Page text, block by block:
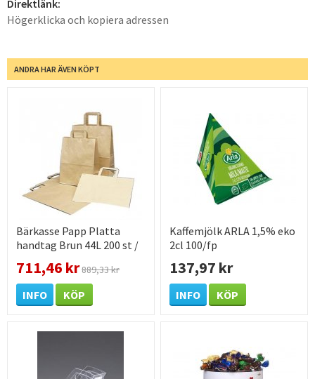
Direktlänk:
Högerklicka och kopiera adressen
ANDRA HAR ÄVEN KÖPT
Bärkasse Papp Platta
handtag Brun 44L 200 st /
förpackning
711,46 kr889,33 kr
INFO KÖP
Kaffemjölk ARLA 1,5% eko
2cl 100/fp
137,97 kr
INFO KÖP